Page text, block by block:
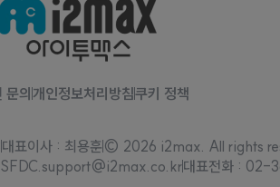
문의 개인정보처리방침쿠키 정책
대표이사 : 최용훈 © 2026 i2max. All rights
SFDC.support@i2max.co.kr대표전화 : 02-